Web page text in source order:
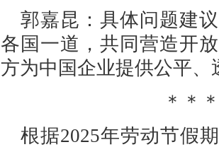
郭嘉昆：具体问题建
各国一道，共同营造开
方为中国企业提供公平
＊＊
根据2025年劳动节假